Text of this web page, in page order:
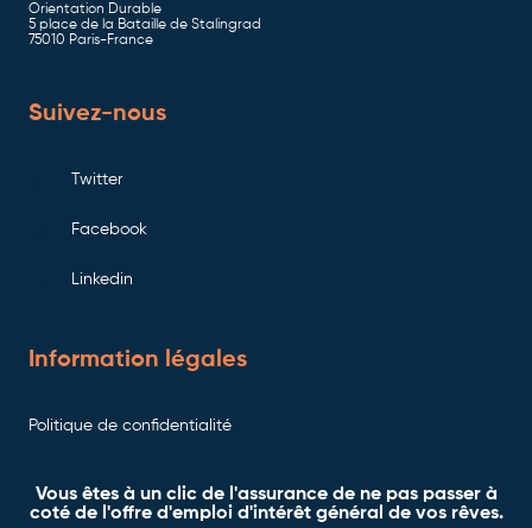
Orientation Durable
5 place de la Bataille de Stalingrad
75010 Paris-France
Suivez-nous
Twitter
Facebook
Linkedin
Information légales
Politique de confidentialité
Vous êtes à un clic de l'assurance de ne pas passer à
coté de l'offre d'emploi d'intérêt général de vos rêves.